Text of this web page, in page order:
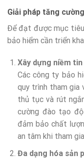
Giải pháp tăng
Để đạt được mục tiêu
bảo hiểm cần triển
Xây dựng niềm
Các công ty bảo
quy trình tham gia
thủ tục và rút
cường đào tạo
đảm bảo chất
an tâm khi tham
Đa dạng hóa sản